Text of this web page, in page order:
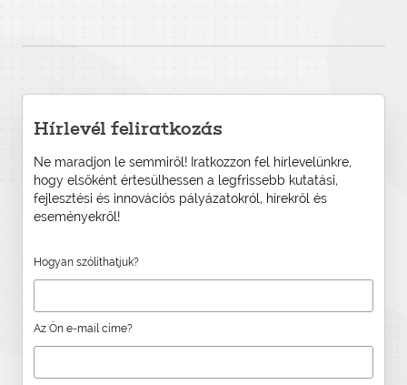
Hírlevél feliratkozás
Ne maradjon le semmiről! Iratkozzon fel hírlevelünkre,
hogy elsőként értesülhessen a legfrissebb kutatási,
fejlesztési és innovációs pályázatokról, hírekről és
eseményekről!
Hogyan szólíthatjuk?
Az Ön e-mail címe?